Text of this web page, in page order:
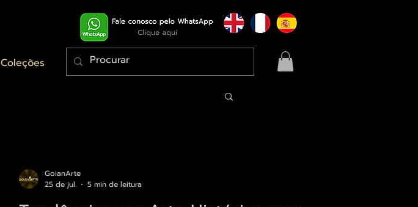
Coleções
GoianArte
25 de jul.
5 min de leitura